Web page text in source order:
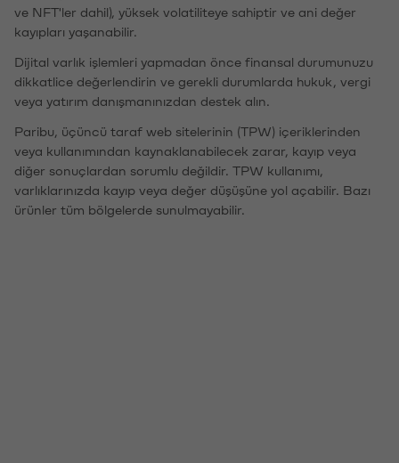
ve NFT'ler dahil), yüksek volatiliteye sahiptir ve ani değer
kayıpları yaşanabilir.
Dijital varlık işlemleri yapmadan önce finansal durumunuzu
dikkatlice değerlendirin ve gerekli durumlarda hukuk, vergi
veya yatırım danışmanınızdan destek alın.
Paribu, üçüncü taraf web sitelerinin (TPW) içeriklerinden
veya kullanımından kaynaklanabilecek zarar, kayıp veya
diğer sonuçlardan sorumlu değildir. TPW kullanımı,
varlıklarınızda kayıp veya değer düşüşüne yol açabilir. Bazı
ürünler tüm bölgelerde sunulmayabilir.